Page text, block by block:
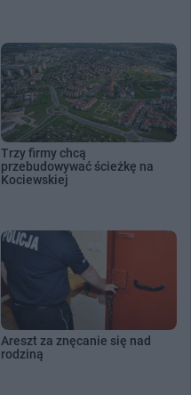
Trzy firmy chcą
przebudowywać ścieżkę na
Kociewskiej
Areszt za znęcanie się nad
rodziną